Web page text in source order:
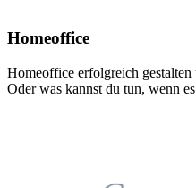
Homeoffice
Homeoffice erfolgreich
Oder was kannst du tun, wenn